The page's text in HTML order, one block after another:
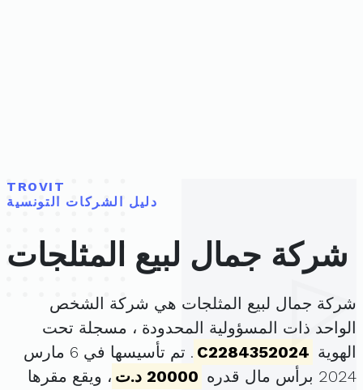
TROVIT
دليل الشركات التونسية
شركة جمال لبيع المثلجات
شركة جمال لبيع المثلجات هي شركة الشخص
الواحد ذات المسؤولية المحدودة ، مسجلة تحت
الهوية C2284352024
. تم تأسيسها في 6 مارس
2024 برأس مال قدره
20000 د.ت
، ويقع مقرها